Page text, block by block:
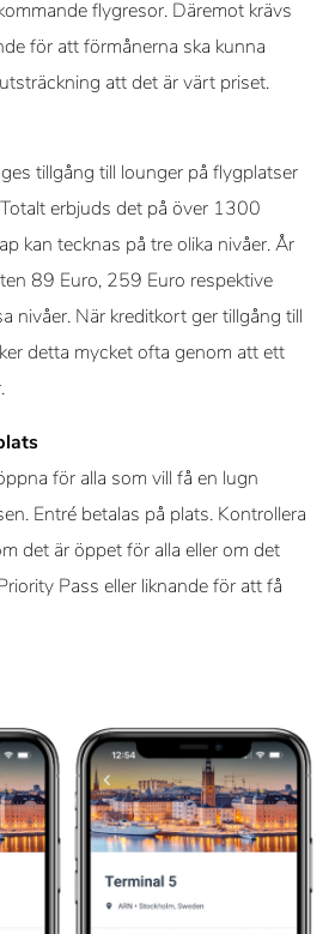
flygresor. Däremot krävs
för att förmånerna ska kunna
att det är värt priset.
tillgång till lounger på flygplatser
erbjuds det på över 1300
kan tecknas på tre olika nivåer. År
89 Euro, 259 Euro respektive
nivåer. När kreditkort ger tillgång till
detta mycket ofta genom att ett
för alla som vill få en lugn
Entré betalas på plats. Kontrollera
det är öppet för alla eller om det
Pass eller liknande för att få